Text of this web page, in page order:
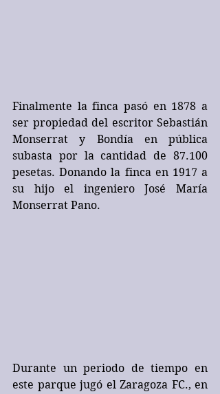
Finalmente la finca pasó en 1878 a
ser propiedad del escritor Sebastián
Monserrat y Bondía en pública
subasta por la cantidad de 87.100
pesetas. Donando la finca en 1917 a
su hijo el ingeniero José María
Monserrat Pano.
Durante un periodo de tiempo en
este parque jugó el Zaragoza FC., en